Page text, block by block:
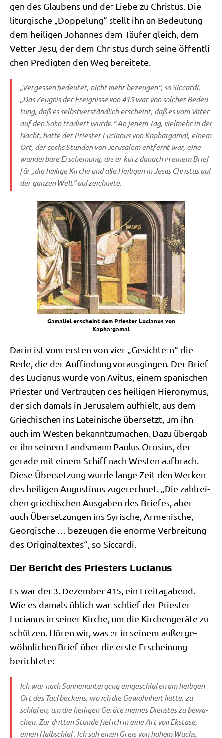
gen des Glau­bens und der Lie­be zu Chri­stus. Die
lit­ur­gi­sche „Dop­pe­lung“ stellt ihn an Bedeu­tung
dem hei­li­gen Johan­nes dem Täu­fer gleich, dem
Vet­ter Jesu, der dem Chri­stus durch sei­ne öffent­li­
chen Pre­dig­ten den Weg bereitete.
„Ver­ges­sen bedeu­tet, nicht mehr bezeu­gen“, so Sic­car­di.
„Das Zeug­nis der Ereig­nis­se von 415 war von sol­cher Bedeu­
tung, daß es selbst­ver­ständ­lich erscheint, daß es vom Vater
auf den Sohn tra­diert wur­de.“ An jenem Tag, viel­mehr in der
Nacht, hat­te der Prie­ster Lucia­nus von Kaphar­gam­al, einem
Ort, der sechs Stun­den von Jeru­sa­lem ent­fernt war, eine
wun­der­ba­re Erschei­nung, die er kurz danach in einem Brief
für „die hei­li­ge Kir­che und alle Hei­li­gen in Jesus Chri­stus auf
der gan­zen Welt“ aufzeichnete.
Gam­a­liel erscheint dem Prie­ster Lucia­nus von
Kaphargamal
Dar­in ist vom ersten von vier „Gesich­tern“ die
Rede, die der Auf­fin­dung vor­aus­gin­gen. Der Brief
des Lucia­nus wur­de von Avi­tus, einem spa­ni­schen
Prie­ster und Ver­trau­ten des hei­li­gen Hie­ro­ny­mus,
der sich damals in Jeru­sa­lem auf­hielt, aus dem
Grie­chi­schen ins Latei­ni­sche über­setzt, um ihn
auch im Westen bekannt­zu­ma­chen. Dazu über­gab
er ihn sei­nem Lands­mann Pau­lus Oro­si­us, der
gera­de mit einem Schiff nach Westen auf­brach.
Die­se Über­set­zung wur­de lan­ge Zeit den Wer­ken
des hei­li­gen Augu­sti­nus zuge­rech­net. „Die zahl­rei­
chen grie­chi­schen Aus­ga­ben des Brie­fes, aber
auch Über­set­zun­gen ins Syri­sche, Arme­ni­sche,
Geor­gi­sche … bezeu­gen die enor­me Ver­brei­tung
des Ori­gi­nal­tex­tes“, so Siccardi.
Der Bericht des Priesters Lucianus
Es war der 3. Dezem­ber 415, ein Frei­tag­abend.
Wie es damals üblich war, schlief der Prie­ster
Lucia­nus in sei­ner Kir­che, um die Kir­chen­ge­rä­te zu
schüt­zen. Hören wir, was er in sei­nem außer­ge­
wöhn­li­chen Brief über die erste Erschei­nung
berichtete:
Ich war nach Son­nen­un­ter­gang ein­ge­schla­fen am hei­li­gen
Ort des Tauf­beckens, wo ich die Gewohn­heit hat­te, zu
schla­fen, um die hei­li­gen Gerä­te mei­nes Dien­stes zu bewa­
chen. Zur drit­ten Stun­de fiel ich in eine Art von Eksta­se,
einen Halb­schlaf. Ich sah einen Greis von hohem Wuchs,